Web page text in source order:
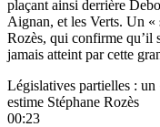
plaçant ainsi derrière
Aignan, et les Verts. Un «
Rozès, qui confirme qu’il
jamais atteint par cette
Législatives partielles : un
estime Stéphane Rozès
00:23